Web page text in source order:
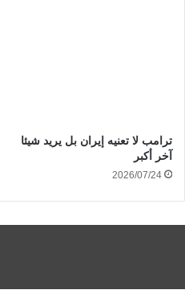
ترامب لا تعنيه إيران بل يريد شيئا
آخر أكبر
2026/07/24